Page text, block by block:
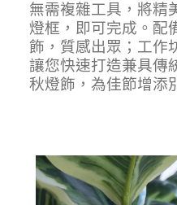
無需複雜工具，將精
燈框，即可完成。配
飾，質感出眾；工作
讓您快速打造兼具傳
秋燈飾，為佳節增添